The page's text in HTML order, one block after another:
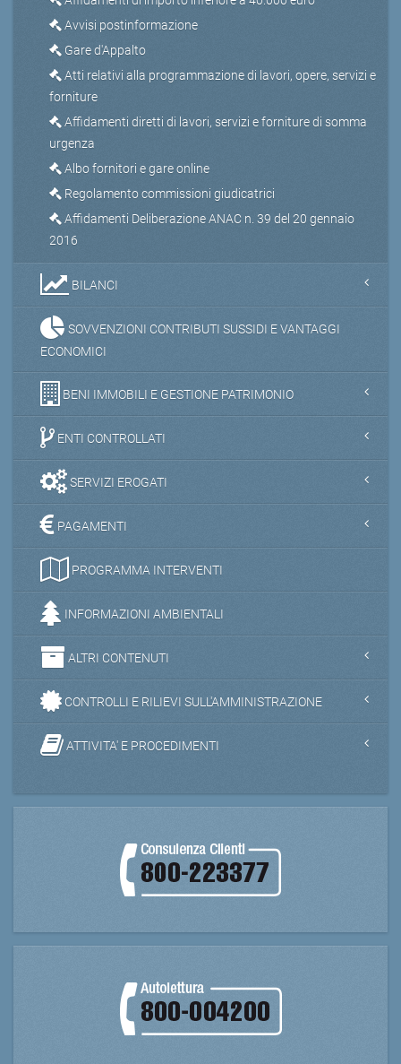
Avvisi postinformazione
Gare d'Appalto
Atti relativi alla programmazione di lavori, opere, servizi e
forniture
Affidamenti diretti di lavori, servizi e forniture di somma
urgenza
Albo fornitori e gare online
Regolamento commissioni giudicatrici
Affidamenti Deliberazione ANAC n. 39 del 20 gennaio
2016
BILANCI
SOVVENZIONI CONTRIBUTI SUSSIDI E VANTAGGI
ECONOMICI
BENI IMMOBILI E GESTIONE PATRIMONIO
ENTI CONTROLLATI
SERVIZI EROGATI
PAGAMENTI
PROGRAMMA INTERVENTI
INFORMAZIONI AMBIENTALI
ALTRI CONTENUTI
CONTROLLI E RILIEVI SULL'AMMINISTRAZIONE
ATTIVITA' E PROCEDIMENTI